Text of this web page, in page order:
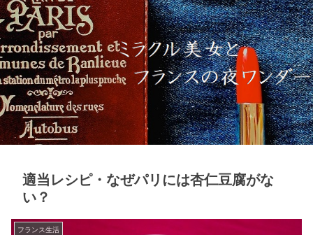
適当レシピ・なぜパリには杏仁豆腐がな
い？
フランス生活